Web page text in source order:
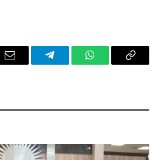
Email TelegramWhatsAppCopy